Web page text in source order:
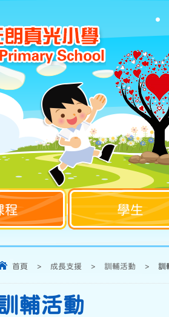
程 學生
首頁 > 成長支援 > 訓輔活動 > 訓
輔活動